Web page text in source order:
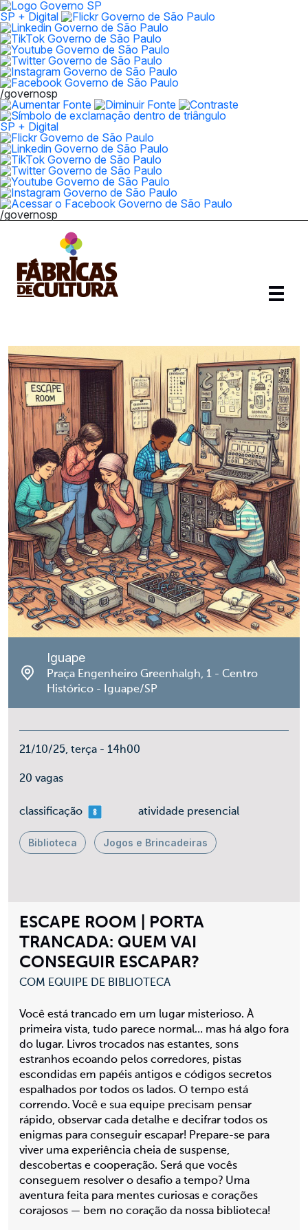
SP + Digital
/governosp
SP + Digital
/governosp
ESCAPE ROOM | PORTA
TRANCADA: QUEM VAI
CONSEGUIR ESCAPAR?
COM EQUIPE DE BIBLIOTECA
Você está trancado em um lugar misterioso. À
primeira vista, tudo parece normal… mas há algo fora
do lugar. Livros trocados nas estantes, sons
estranhos ecoando pelos corredores, pistas
escondidas em papéis antigos e códigos secretos
espalhados por todos os lados. O tempo está
correndo. Você e sua equipe precisam pensar
rápido, observar cada detalhe e decifrar todos os
enigmas para conseguir escapar! Prepare-se para
viver uma experiência cheia de suspense,
descobertas e cooperação. Será que vocês
conseguem resolver o desafio a tempo? Uma
aventura feita para mentes curiosas e corações
corajosos — bem no coração da nossa biblioteca!
Iguape
Praça Engenheiro Greenhalgh, 1 - Centro
Histórico - Iguape/SP
21/10/25, terça - 14h00
20 vagas
classificaçãomais 08 atividade presencial
Biblioteca Jogos e Brincadeiras